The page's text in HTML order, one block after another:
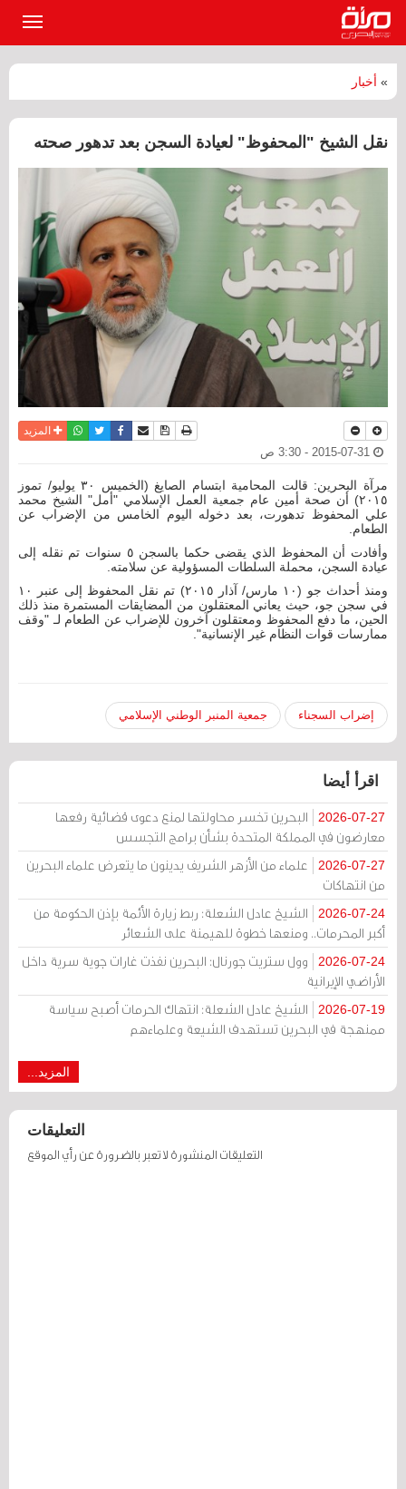
» أخبار
نقل الشيخ "المحفوظ" لعيادة السجن بعد تدهور صحته
نسخة للطباعة
حفظ الموضوع
أرسل الى صديق
فيسبوكتويترواتسابالمزيد
مرآة البحرين: قالت المحامية ابتسام الصايغ (الخميس ٣٠ يوليو/ تموز
٢٠١٥) أن صحة أمين عام جمعية العمل الإسلامي "أمل" الشيخ محمد
علي المحفوظ تدهورت، بعد دخوله اليوم الخامس من الإضراب عن
الطعام.
وأفادت أن المحفوظ الذي يقضى حكما بالسجن ٥ سنوات تم نقله إلى
عيادة السجن، محملة السلطات المسؤولية عن سلامته.
ومنذ أحداث جو (١٠ مارس/ آذار ٢٠١٥) تم نقل المحفوظ إلى عنبر ١٠
في سجن جو، حيث يعاني المعتقلون من المضايقات المستمرة منذ ذلك
الحين، ما دفع المحفوظ ومعتقلون آخرون للإضراب عن الطعام لـ "وقف
ممارسات قوات النظام غير الإنسانية".
إضراب السجناء جمعية المنبر الوطني الإسلامي
اقرأ أيضا
2026-07-27
البحرين تخسر محاولتها لمنع دعوى قضائية رفعها
معارضون في المملكة المتحدة بشأن برامج التجسس
2026-07-27
علماء من الأزهر الشريف يدينون ما يتعرض علماء البحرين
من انتهاكات
2026-07-24
الشيخ عادل الشعلة: ربط زيارة الأئمة بإذن الحكومة من
أكبر المحرمات.. ومنعها خطوة للهيمنة على الشعائر
2026-07-24
وول ستريت جورنال: البحرين نفذت غارات جوية سرية داخل
الأراضي الإيرانية
2026-07-19
الشيخ عادل الشعلة: انتهاك الحرمات أصبح سياسة
ممنهجة في البحرين تستهدف الشيعة وعلماءهم
المزيد...
التعليقات
التعليقات المنشورة لا تعبر بالضرورة عن رأي الموقع